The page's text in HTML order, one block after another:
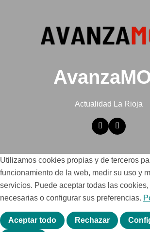
Actualidad La Rioja
Utilizamos cookies propias y de terceros
funcionamiento de la web, medir su uso y
servicios. Puede aceptar todas las
necesarias o configurar sus preferencias.
Aceptar todo Rechazar